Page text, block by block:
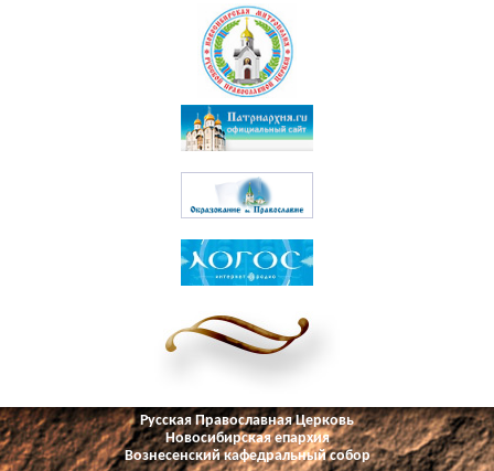
Русская Православная Церковь
Новосибирская епархия
Вознесенский кафедральный собор